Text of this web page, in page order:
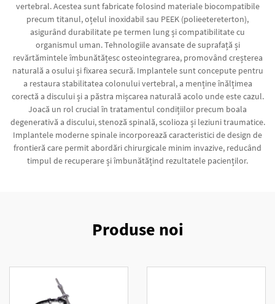
vertebral. Acestea sunt fabricate folosind materiale biocompatibile
precum titanul, oțelul inoxidabil sau PEEK (polieetereterton),
asigurând durabilitate pe termen lung și compatibilitate cu
organismul uman. Tehnologiile avansate de suprafață și
revărtămintele îmbunătățesc osteointegrarea, promovând creșterea
naturală a osului și fixarea secură. Implantele sunt concepute pentru
a restaura stabilitatea colonului vertebral, a menține înălțimea
corectă a discului și a păstra mișcarea naturală acolo unde este cazul.
Joacă un rol crucial în tratamentul condițiilor precum boala
degenerativă a discului, stenoză spinală, scolioza și leziuni traumatice.
Implantele moderne spinale incorporează caracteristici de design de
frontieră care permit abordări chirurgicale minim invazive, reducând
timpul de recuperare și îmbunătățind rezultatele pacienților.
Produse noi